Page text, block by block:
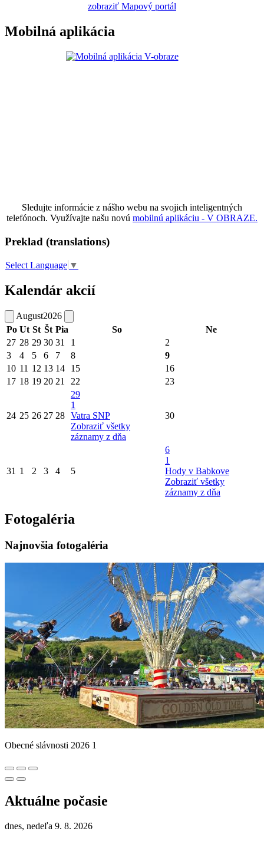
zobraziť Mapový portál
Mobilná aplikácia
Sledujte informácie z nášho webu na svojich inteligentných
telefónoch. Využívajte našu novú mobilnú aplikáciu - V OBRAZE.
Preklad (translations)
Select Language ▼
Kalendár akcií
August2026
Po Ut St Št Pia So
Ne
27 28 29 30 31 1
2
3
4 5 6 7 8
9
10 11 12 13 14 15
16
17 18 19 20 21 22 23
24 25 26 27 28
29
1
Vatra SNP
Zobraziť všetky
záznamy z dňa
30
31 1 2 3 4 5
6
1
Hody v Babkove
Zobraziť všetky
záznamy z dňa
Fotogaléria
Najnovšia fotogaléria
Obecné slávnosti 2026 1
Aktuálne počasie
dnes, nedeľa 9. 8. 2026